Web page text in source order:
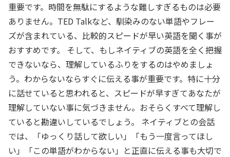
重要です。時間を無駄にするような難しすぎるものは必要
ありません。TED Talkなど、馴染みのない単語やフレー
ズが含まれている、比較的スピードが早い英語を聞く事が
おすすめです。 そして、もしネイティブの英語を全く把握
できないなら、理解しているふりをするのはやめましょ
う。わからないならすぐに伝える事が重要です。特に十分
に話せていると思われると、スピードが早すぎてあなたが
理解していない事に気づきません。おそらくすべて理解し
ていると勘違いしているでしょう。 ネイティブとの会話
では、「ゆっくり話して欲しい」「もう一度言ってほし
い」「この単語がわからない」と正直に伝える事も大切で